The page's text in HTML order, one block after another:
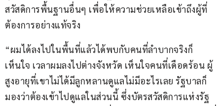
สวัสดิการพื้นฐานอื่นๆ เพื่อให้ความช่วยเหลือเข้าถึงผู้ที่
ต้องการอย่างแท้จริง
“ผมได้ลงไปในพื้นที่แล้วได้พบกับคนที่ลำบากจริงก็
เห็นใจ เวลาผมลงไปต่างจังหวัด เห็นใจคนที่เดือดร้อน ผู้
สูงอายุที่เขาไม่ได้มีลูกหลานดูแลไม่มีอะไรเลย รัฐบาลก็
มองว่าต้องเข้าไปดูแลในส่วนนี้ ซึ่งบัตรสวัสดิการแห่งรัฐ